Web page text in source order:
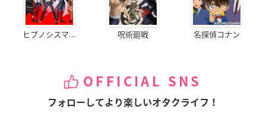
ヒプノシスマ... 呪術廻戦 名探偵コナン
OFFICIAL SNS
フォローしてより楽しいオタクライフ！